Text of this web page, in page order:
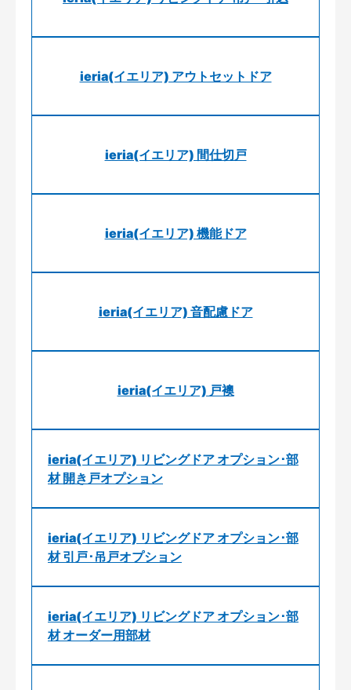
ieria(イエリア) アウトセットドア
ieria(イエリア) 間仕切戸
ieria(イエリア) 機能ドア
ieria(イエリア) 音配慮ドア
ieria(イエリア) 戸襖
ieria(イエリア) リビングドア オプション･部
材 開き戸オプション
ieria(イエリア) リビングドア オプション･部
材 引戸･吊戸オプション
ieria(イエリア) リビングドア オプション･部
材 オーダー用部材